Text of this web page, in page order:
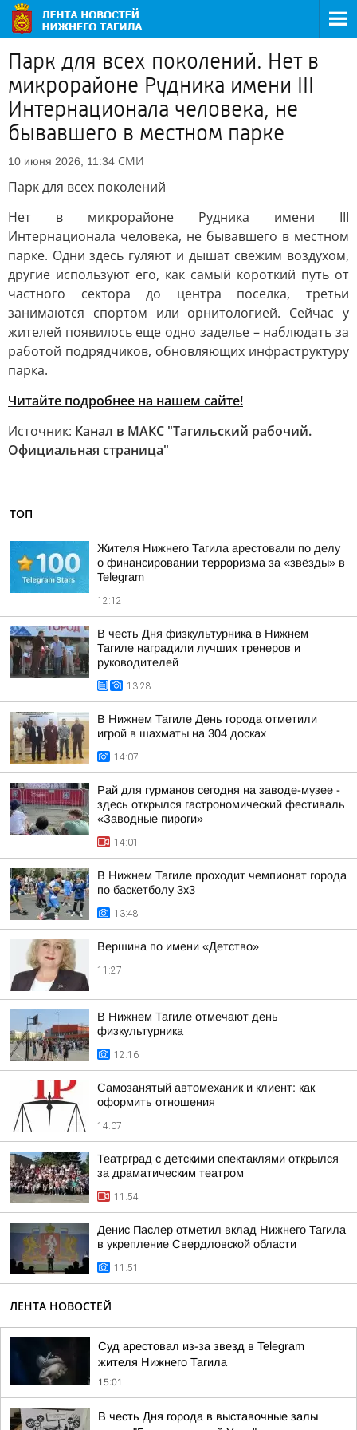
Парк для всех поколений. Нет в
микрорайоне Рудника имени III
Интернационала человека, не
бывавшего в местном парке
10 июня 2026, 11:34 СМИ
Парк для всех поколений
Нет в микрорайоне Рудника имени III
Интернационала человека, не бывавшего в местном
парке. Одни здесь гуляют и дышат свежим воздухом,
другие используют его, как самый короткий путь от
частного сектора до центра поселка, третьи
занимаются спортом или орнитологией. Сейчас у
жителей появилось еще одно заделье – наблюдать за
работой подрядчиков, обновляющих инфраструктуру
парка.
Читайте подробнее на нашем сайте!
Источник: Канал в МАКС "Тагильский рабочий.
Официальная страница"
ТОП
Жителя Нижнего Тагила арестовали по делу
о финансировании терроризма за «звёзды» в
Telegram
12:12
В честь Дня физкультурника в Нижнем
Тагиле наградили лучших тренеров и
руководителей
13:28
В Нижнем Тагиле День города отметили
игрой в шахматы на 304 досках
14:07
Рай для гурманов сегодня на заводе-музее -
здесь открылся гастрономический фестиваль
«Заводные пироги»
14:01
В Нижнем Тагиле проходит чемпионат города
по баскетболу 3х3
13:48
Вершина по имени «Детство»
11:27
В Нижнем Тагиле отмечают день
физкультурника
12:16
Самозанятый автомеханик и клиент: как
оформить отношения
14:07
Театрград с детскими спектаклями открылся
за драматическим театром
11:54
Денис Паслер отметил вклад Нижнего Тагила
в укрепление Свердловской области
11:51
ЛЕНТА НОВОСТЕЙ
Суд арестовал из-за звезд в Telegram
жителя Нижнего Тагила
15:01
В честь Дня города в выставочные залы